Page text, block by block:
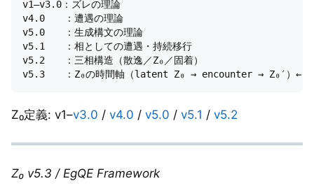
v1–v3.0：ズレの理論
v4.0　　：遭遇の理論
v5.0　　：生成構文の理論
v5.1　　：相としての遭遇・持続移行
v5.2　　：三相構造（散逸／Z₀／固着）
Z₀定義: v1–v3.0 / v4.0 / v5.0 / v5.1 / v5.2
Z₀ v5.3 / EgQE Framework